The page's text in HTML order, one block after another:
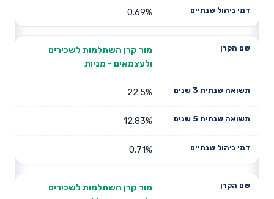
0.69%
מור קרן השתלמות לשכירים
ולעצמאים - מניות
22.5%
12.83%
0.71%
מור קרן השתלמות לשכירים